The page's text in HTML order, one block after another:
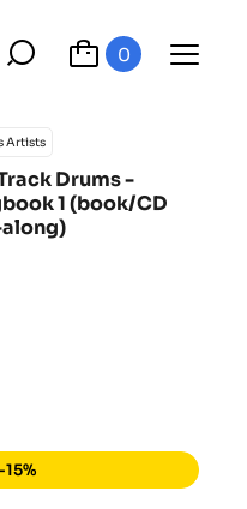
0
Artists
Drums -
1 (book/CD